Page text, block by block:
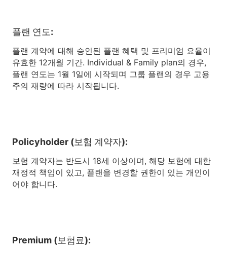
플랜 연도:
플랜 계약에 대해 승인된 플랜 혜택 및 프리미엄 요율이
유효한 12개월 기간. Individual & Family plan의 경우,
플랜 연도는 1월 1일에 시작되며 그룹 플랜의 경우 고용
주의 재량에 따라 시작됩니다.
Policyholder (보험 계약자):
보험 계약자는 반드시 18세 이상이며, 해당 보험에 대한
재정적 책임이 있고, 플랜을 변경할 권한이 있는 개인이
어야 합니다.
Premium (보험료):